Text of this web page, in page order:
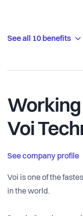
See all 10 benefits
Voi
See company profile
Voi is one of the
in the world.